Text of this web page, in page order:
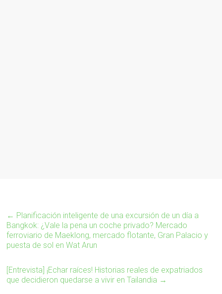
← Planificación inteligente de una excursión de un día a
Bangkok: ¿Vale la pena un coche privado? Mercado
ferroviario de Maeklong, mercado flotante, Gran Palacio y
puesta de sol en Wat Arun
[Entrevista] ¡Echar raíces! Historias reales de expatriados
que decidieron quedarse a vivir en Tailandia →